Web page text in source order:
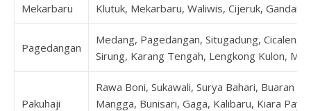
Mekarbaru Klutuk, Mekarbaru, Waliwis, Cijeruk,
Pagedangan
Medang, Pagedangan, Situgadung,
Sirung, Karang Tengah, Lengkong Kulon,
Pakuhaji
Rawa Boni, Sukawali, Surya Bahari, Buaran
Mangga, Bunisari, Gaga, Kalibaru, Kiara